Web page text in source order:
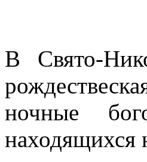
В Свято-
ночные
находящихся